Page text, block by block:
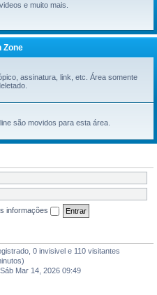
e muito mais.
Zone
assinatura, link, etc. Área somente
são movidos para esta área.
informações
0 invisivel e 110 visitantes
Mar 14, 2026 09:49